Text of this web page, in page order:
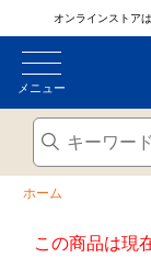
オンラインストア
メニュー
ホーム
この商品は現